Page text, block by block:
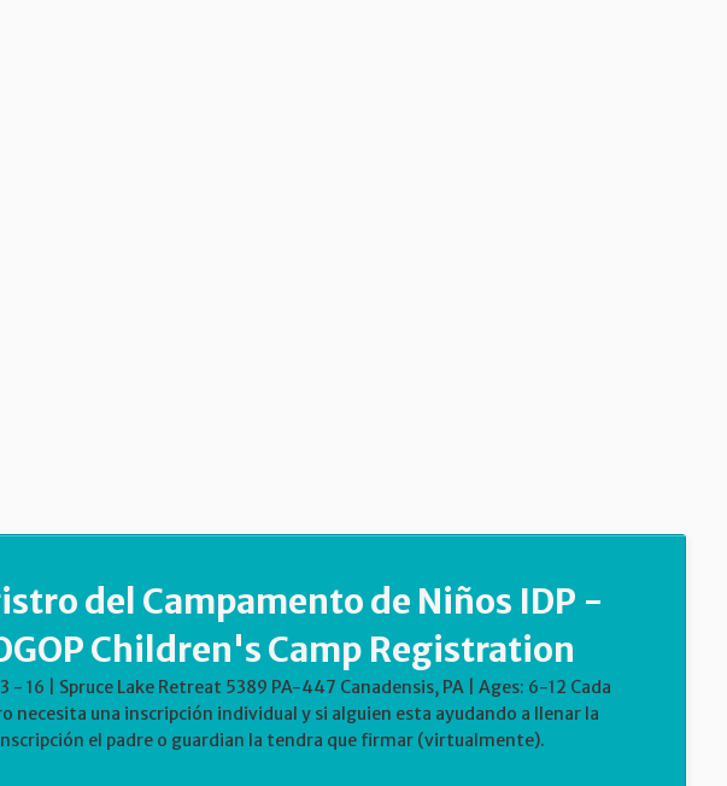
del Campamento de Niños IDP -
Children's Camp Registration
- 16 | Spruce Lake Retreat 5389 PA-447 Canadensis, PA | Ages: 6-12 Cada
necesita una inscripción individual y si alguien esta ayudando a llenar la
el padre o guardian la tendra que firmar (virtualmente).